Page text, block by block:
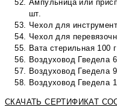
Ампульница или
шт.
Чехол для
Чехол для
Вата стерильная 100
Воздуховод Гведела
Воздуховод Гведела
Воздуховод Гведела
СКАЧАТЬ СЕРТИФИКАТ